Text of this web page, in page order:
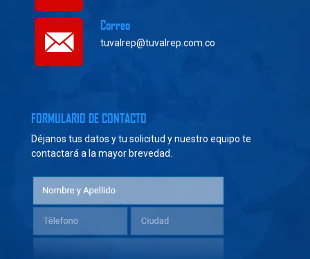
Correo
tuvalrep@tuvalrep.com.co
FORMULARIO DE CONTACTO
Déjanos tus datos y tu solicitud y nuestro equipo te
contactará a la mayor brevedad.